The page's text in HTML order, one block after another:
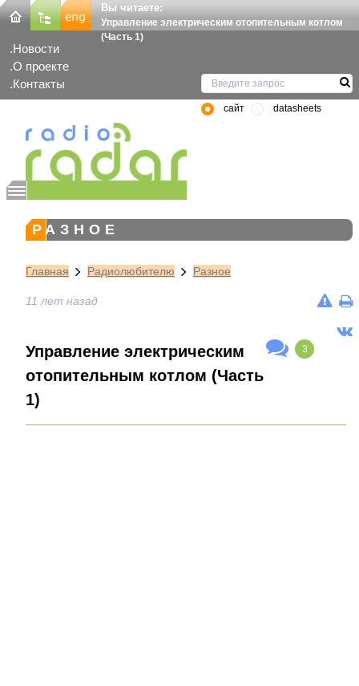
Вы читаете:
Управление электрическим отопительным котлом
(Часть 1)
Новости
О проекте
Контакты
сайт datasheets
РАЗНОЕ
Главная Радиолюбителю Разное
11 лет назад
Управление электрическим
отопительным котлом (Часть
1)
3